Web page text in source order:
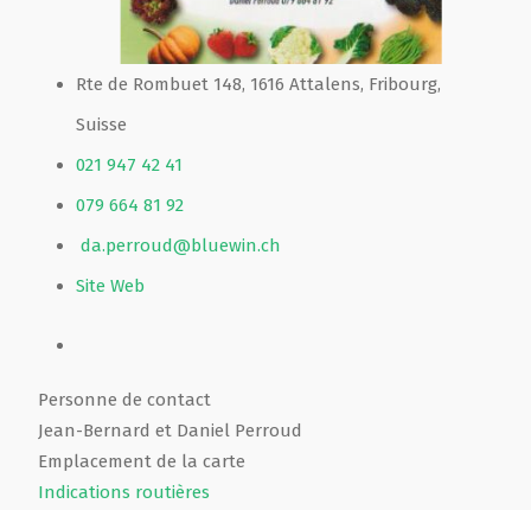
Rte de Rombuet 148, 1616 Attalens, Fribourg,
Suisse
021 947 42 41
079 664 81 92
da.perroud@bluewin.ch
Site Web
Personne de contact
Jean-Bernard et Daniel Perroud
Emplacement de la carte
Indications routières